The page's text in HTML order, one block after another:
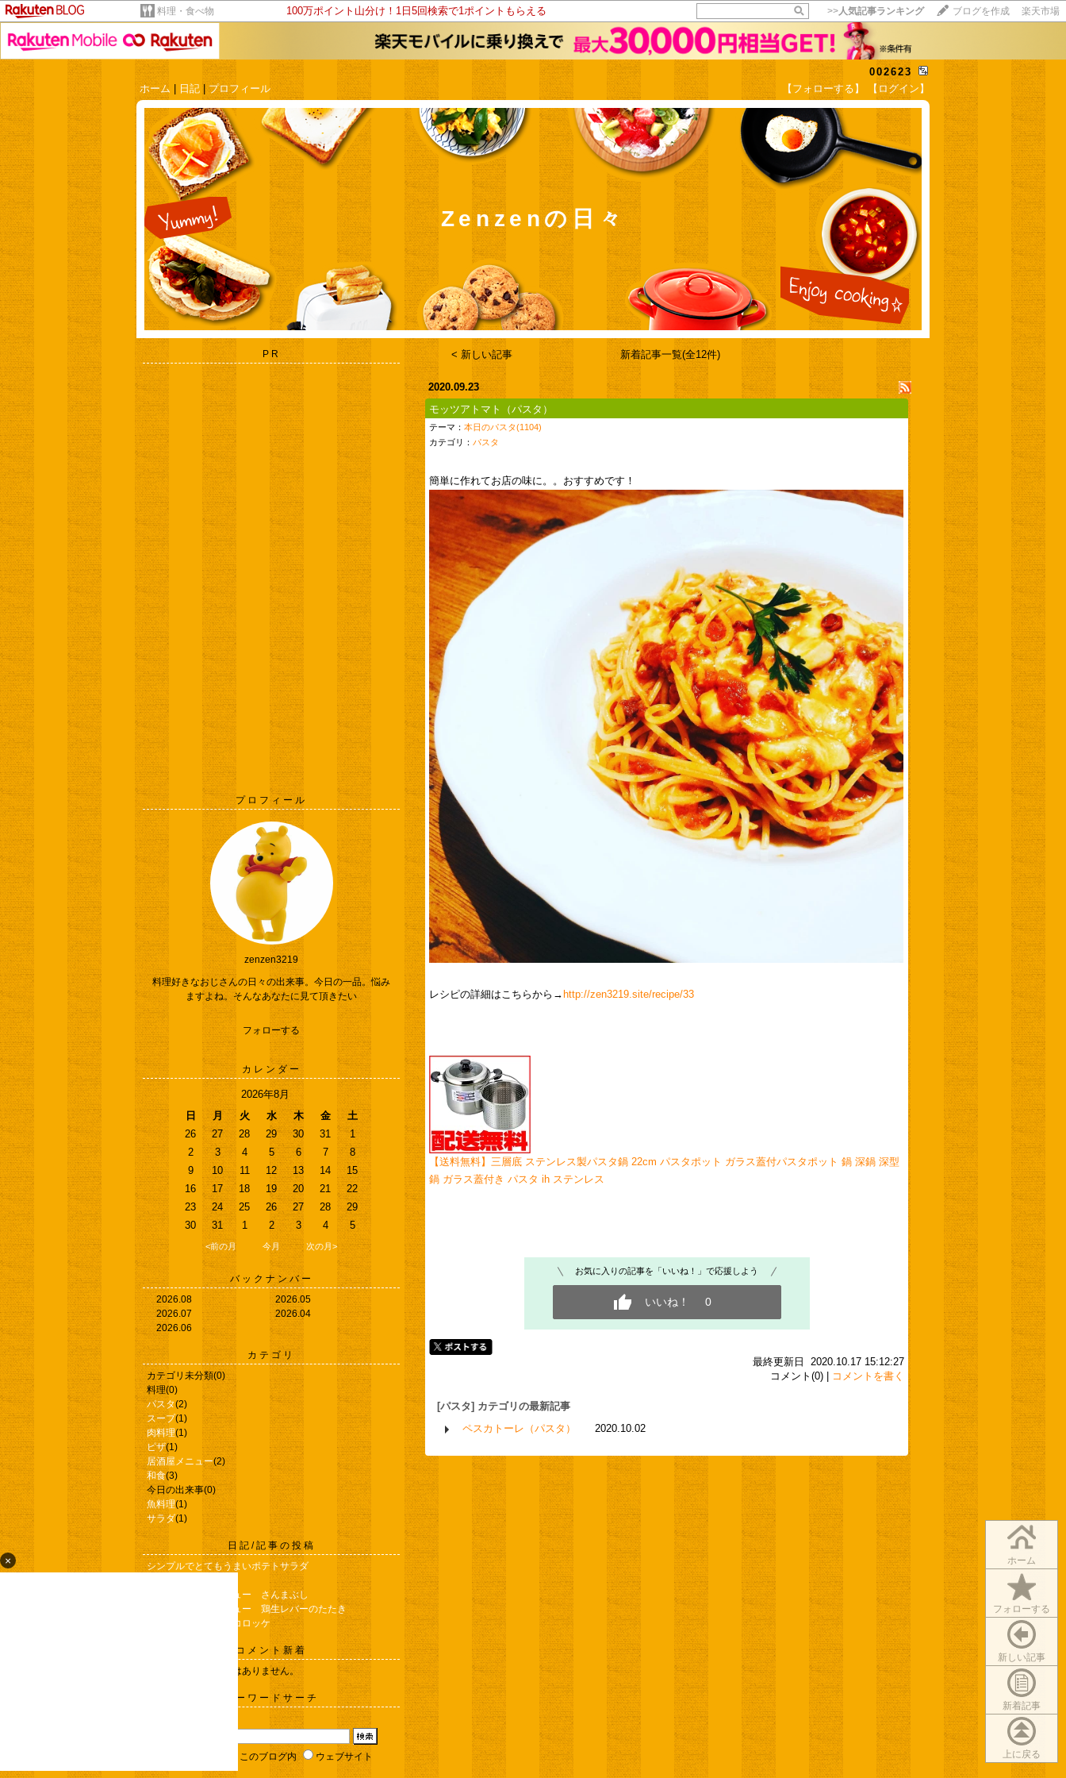
料理・食べ物 100万ポイント山分け！1日5回検索で1ポイントもらえる >>人気記事ランキング ブログを作成 楽天市場
002623
ホーム
日記 |プロフィール 【フォローする】 【ログイン】
Zenzenの日々
ホーム
フォローする
新しい記事
新着記事
上に戻る
【毎日開催】
15記事にいいね！で1ポイント
10秒滞在
いいね! --/
PR
×
プロフィール
zenzen3219
料理好きなおじさんの日々の出来事。今日の一品。悩み
ますよね。そんなあなたに見て頂きたい
フォローする
カレンダー
2026年8月
日
月 火 水 木 金
土
26
27 28 29 30 31
1
2
3 4 5 6 7
8
9
10 11 12 13 14
15
16
17 18 19 20 21
22
23
24 25 26 27 28
29
30
31 1 2 3 4 5
<前の月 今月 次の月>
バックナンバー
2026.08
2026.07
2026.06
2026.05
2026.04
カテゴリ
カテゴリ未分類(0)
料理(0)
パスタ(2)
スープ(1)
肉料理(1)
ピザ(1)
居酒屋メニュー(2)
和食(3)
今日の出来事(0)
魚料理(1)
サラダ(1)
日記/記事の投稿
シンプルでとてもうまいポテトサラダ
おすすめ居酒屋メニュー さんまぶし
おすすめ居酒屋メニュー 鶏生レバーのたたき
肉じゃがリメイク コロッケ
コメント新着
コメントに書き込みはありません。
キーワードサーチ
このブログ内 ウェブサイト
< 新しい記事 新着記事一覧(全12件)
2020.09.23
モッツアトマト（パスタ）
テーマ：本日のパスタ(1104)
カテゴリ： パスタ
簡単に作れてお店の味に。。おすすめです！
レシピの詳細はこちらから→​ http://zen3219.site/recipe/33
【送料無料】三層底 ステンレス製パスタ鍋 22cm パスタポット ガラス蓋付パスタポット 鍋 深鍋 深型
鍋 ガラス蓋付き パスタ ih ステンレス
お気に入りの記事を「いいね！」で応援しよう
いいね！ 0
最終更新日 2020.10.17 15:12:27
コメント(0) |
コメントを書く
[パスタ] カテゴリの最新記事
ペスカトーレ（パスタ）
2020.10.02